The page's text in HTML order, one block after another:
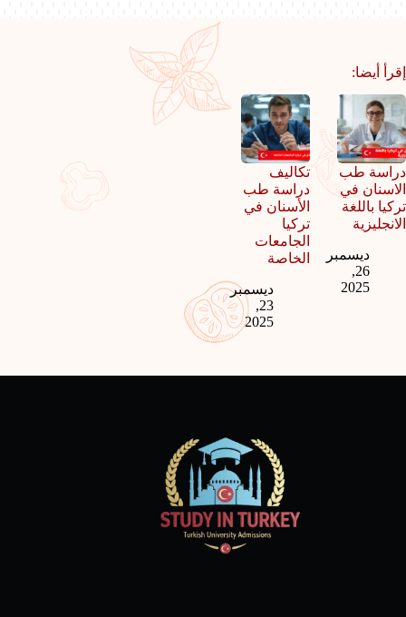
إقرأ أيضا:
دراسة طب
الاسنان في
تركيا باللغة
الانجليزية
ديسمبر
26,
2025
تكاليف
دراسة طب
الأسنان في
تركيا
الجامعات
الخاصة
ديسمبر
23,
2025